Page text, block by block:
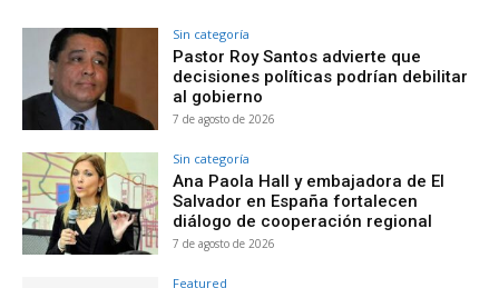
Sin categoría
Pastor Roy Santos advierte que
decisiones políticas podrían debilitar
al gobierno
7 de agosto de 2026
Sin categoría
Ana Paola Hall y embajadora de El
Salvador en España fortalecen
diálogo de cooperación regional
7 de agosto de 2026
Featured